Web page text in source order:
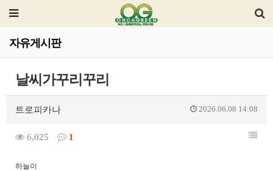
자유게시판
날씨가꾸리꾸리
트로피카나 2026.06.08 14:08
6,025 1
하늘이